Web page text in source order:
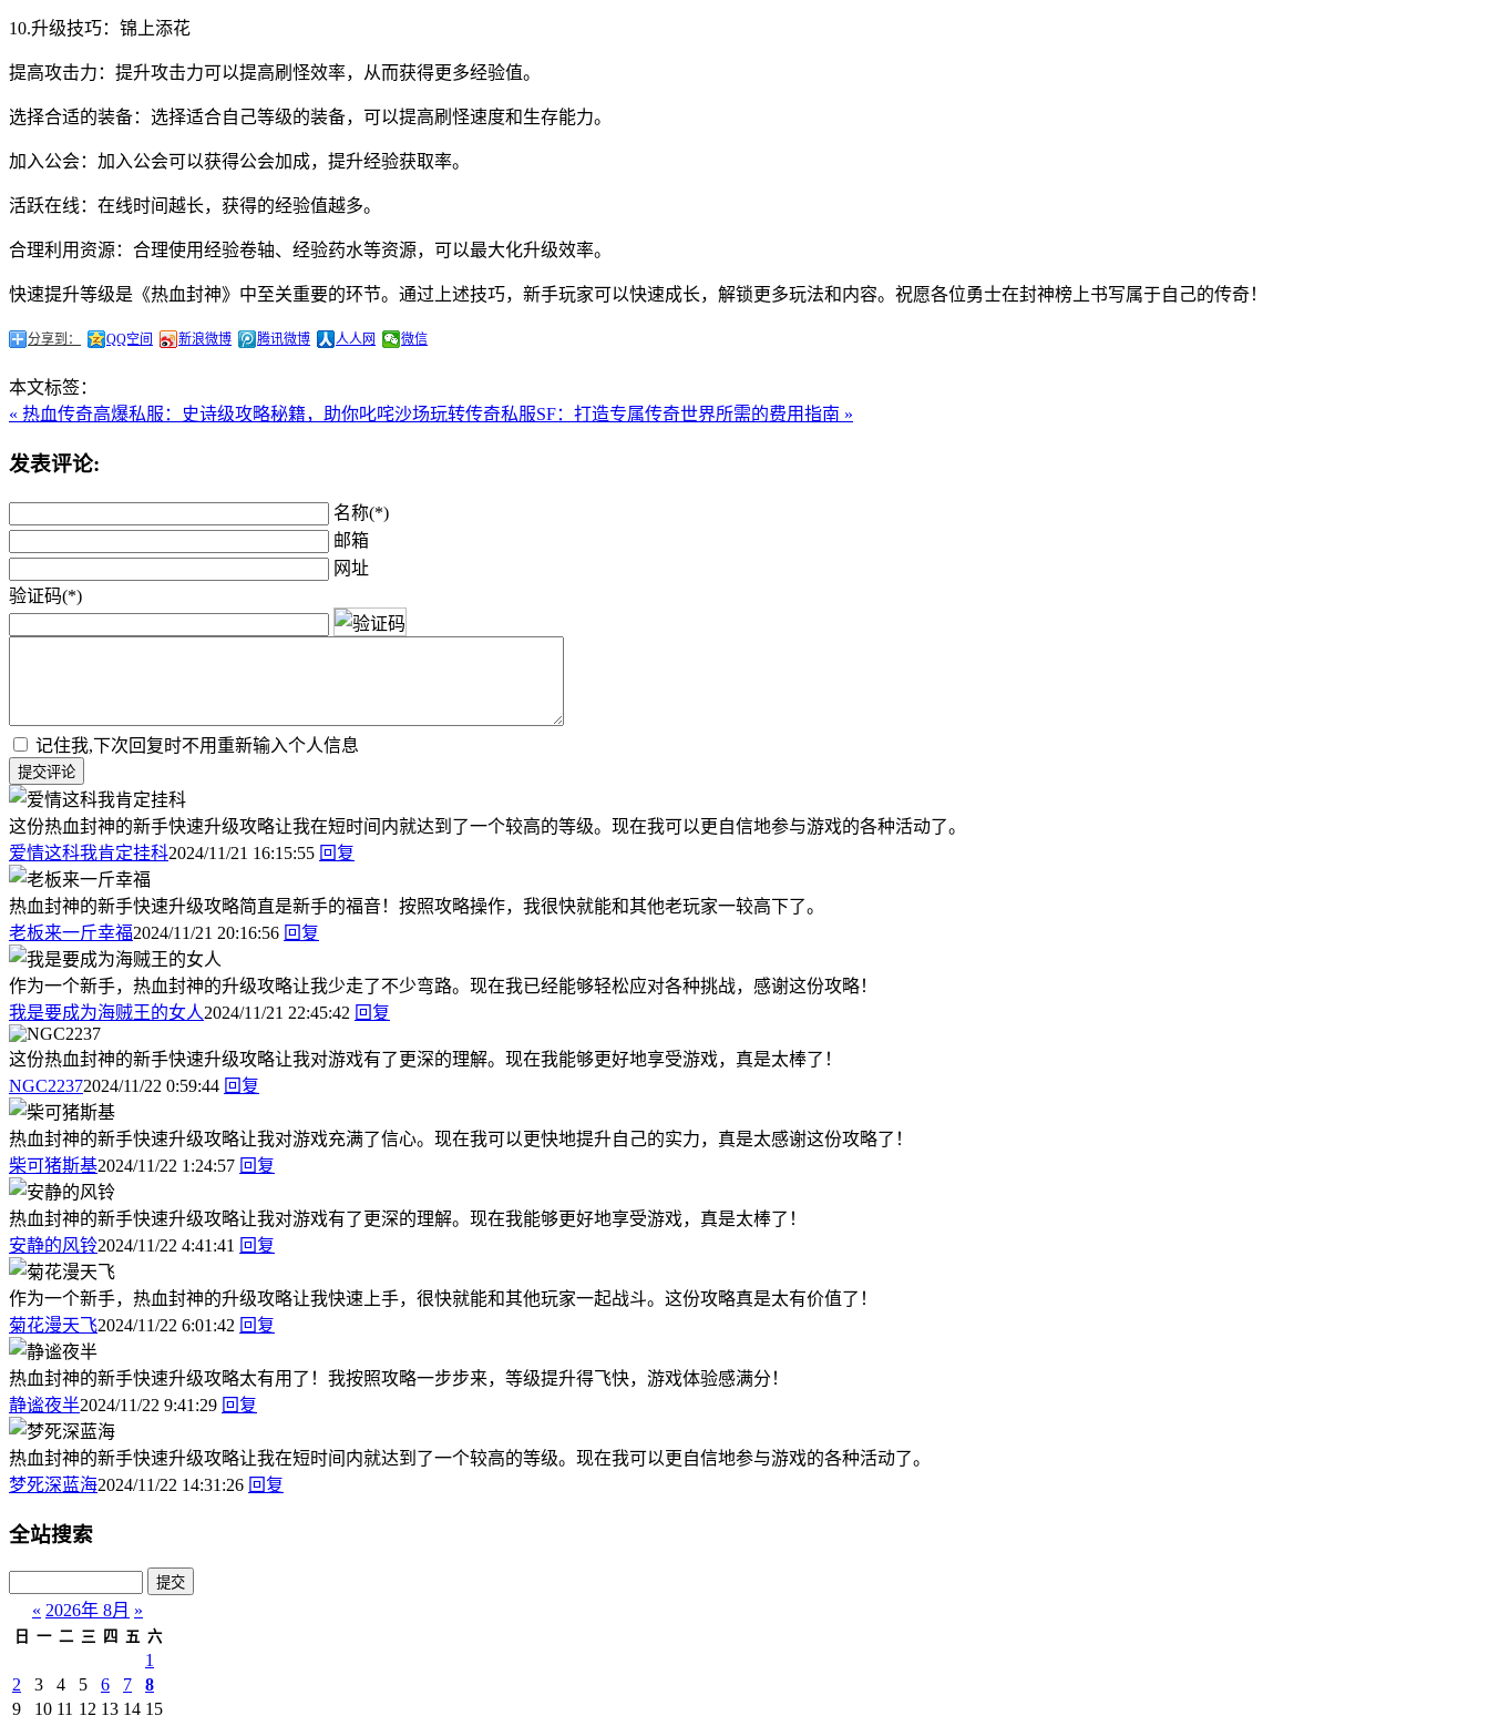
10.升级技巧：锦上添花
提高攻击力：提升攻击力可以提高刷怪效率，从而获得更多经验值。
选择合适的装备：选择适合自己等级的装备，可以提高刷怪速度和生存能力。
加入公会：加入公会可以获得公会加成，提升经验获取率。
活跃在线：在线时间越长，获得的经验值越多。
合理利用资源：合理使用经验卷轴、经验药水等资源，可以最大化升级效率。
快速提升等级是《热血封神》中至关重要的环节。通过上述技巧，新手玩家可以快速成长，解锁更多玩法和内容。祝愿各位勇士在封神榜上书写属于自己的传奇！
分享到： QQ空间 新浪微博 腾讯微博 人人网 微信
本文标签：
« 热血传奇高爆私服：史诗级攻略秘籍，助你叱咤沙场玩转传奇私服SF：打造专属传奇世界所需的费用指南 »
发表评论:
名称(*)
邮箱
网址
验证码(*)
记住我,下次回复时不用重新输入个人信息
提交评论
这份热血封神的新手快速升级攻略让我在短时间内就达到了一个较高的等级。现在我可以更自信地参与游戏的各种活动了。
爱情这科我肯定挂科2024/11/21 16:15:55 回复
热血封神的新手快速升级攻略简直是新手的福音！按照攻略操作，我很快就能和其他老玩家一较高下了。
老板来一斤幸福2024/11/21 20:16:56 回复
作为一个新手，热血封神的升级攻略让我少走了不少弯路。现在我已经能够轻松应对各种挑战，感谢这份攻略！
我是要成为海贼王的女人2024/11/21 22:45:42 回复
这份热血封神的新手快速升级攻略让我对游戏有了更深的理解。现在我能够更好地享受游戏，真是太棒了！
NGC22372024/11/22 0:59:44 回复
热血封神的新手快速升级攻略让我对游戏充满了信心。现在我可以更快地提升自己的实力，真是太感谢这份攻略了！
柴可猪斯基2024/11/22 1:24:57 回复
热血封神的新手快速升级攻略让我对游戏有了更深的理解。现在我能够更好地享受游戏，真是太棒了！
安静的风铃2024/11/22 4:41:41 回复
作为一个新手，热血封神的升级攻略让我快速上手，很快就能和其他玩家一起战斗。这份攻略真是太有价值了！
菊花漫天飞2024/11/22 6:01:42 回复
热血封神的新手快速升级攻略太有用了！我按照攻略一步步来，等级提升得飞快，游戏体验感满分！
静谧夜半2024/11/22 9:41:29 回复
热血封神的新手快速升级攻略让我在短时间内就达到了一个较高的等级。现在我可以更自信地参与游戏的各种活动了。
梦死深蓝海2024/11/22 14:31:26 回复
全站搜索
« 2026年 8月 »
日 一 二 三 四 五 六
1
2
3 4 5 6 7
8
9
10 11 12 13 14 15